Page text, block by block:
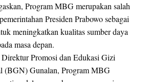
Program MBG merupakan salah
Presiden Prabowo sebagai
meningkatkan kualitas sumber daya
masa depan.
Promosi dan Edukasi Gizi
(BGN) Gunalan, Program MBG